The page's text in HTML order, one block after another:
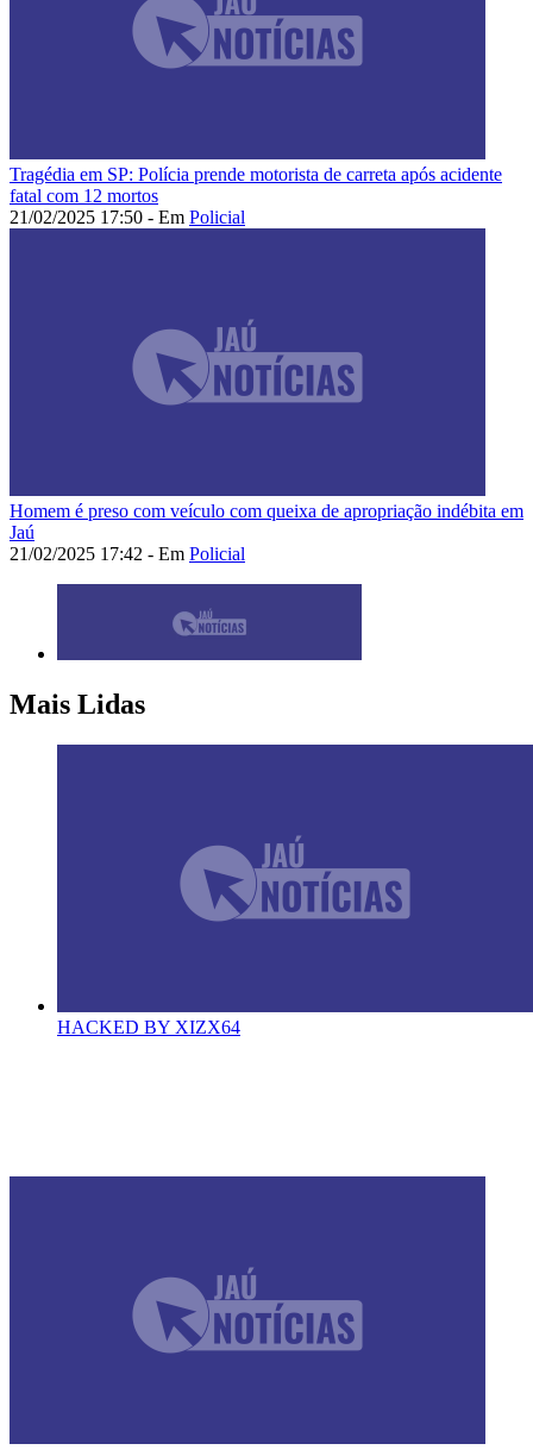
Tragédia em SP: Polícia prende motorista de carreta após acidente
fatal com 12 mortos
21/02/2025 17:50 - Em Policial
Homem é preso com veículo com queixa de apropriação indébita em
Jaú
21/02/2025 17:42 - Em Policial
Mais Lidas
HACKED BY XIZX64